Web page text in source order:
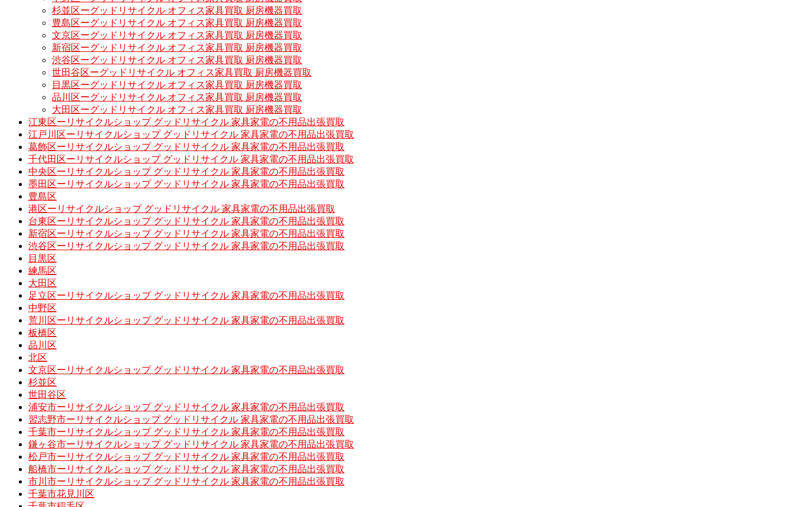
杉並区ーグッドリサイクル オフィス家具買取 厨房機器買取
豊島区ーグッドリサイクル オフィス家具買取 厨房機器買取
文京区ーグッドリサイクル オフィス家具買取 厨房機器買取
新宿区ーグッドリサイクル オフィス家具買取 厨房機器買取
渋谷区ーグッドリサイクル オフィス家具買取 厨房機器買取
世田谷区ーグッドリサイクル オフィス家具買取 厨房機器買取
目黒区ーグッドリサイクル オフィス家具買取 厨房機器買取
品川区ーグッドリサイクル オフィス家具買取 厨房機器買取
大田区ーグッドリサイクル オフィス家具買取 厨房機器買取
江東区ーリサイクルショップ グッドリサイクル 家具家電の不用品出張買取
江戸川区ーリサイクルショップ グッドリサイクル 家具家電の不用品出張買取
葛飾区ーリサイクルショップ グッドリサイクル 家具家電の不用品出張買取
千代田区ーリサイクルショップ グッドリサイクル 家具家電の不用品出張買取
中央区ーリサイクルショップ グッドリサイクル 家具家電の不用品出張買取
墨田区ーリサイクルショップ グッドリサイクル 家具家電の不用品出張買取
豊島区
港区ーリサイクルショップ グッドリサイクル 家具家電の不用品出張買取
台東区ーリサイクルショップ グッドリサイクル 家具家電の不用品出張買取
新宿区ーリサイクルショップ グッドリサイクル 家具家電の不用品出張買取
渋谷区ーリサイクルショップ グッドリサイクル 家具家電の不用品出張買取
目黒区
練馬区
大田区
足立区ーリサイクルショップ グッドリサイクル 家具家電の不用品出張買取
中野区
荒川区ーリサイクルショップ グッドリサイクル 家具家電の不用品出張買取
板橋区
品川区
北区
文京区ーリサイクルショップ グッドリサイクル 家具家電の不用品出張買取
杉並区
世田谷区
浦安市ーリサイクルショップ グッドリサイクル 家具家電の不用品出張買取
習志野市ーリサイクルショップ グッドリサイクル 家具家電の不用品出張買取
千葉市ーリサイクルショップ グッドリサイクル 家具家電の不用品出張買取
鎌ヶ谷市ーリサイクルショップ グッドリサイクル 家具家電の不用品出張買取
松戸市ーリサイクルショップ グッドリサイクル 家具家電の不用品出張買取
船橋市ーリサイクルショップ グッドリサイクル 家具家電の不用品出張買取
市川市ーリサイクルショップ グッドリサイクル 家具家電の不用品出張買取
千葉市花見川区